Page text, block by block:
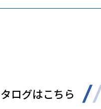
ログはこちら